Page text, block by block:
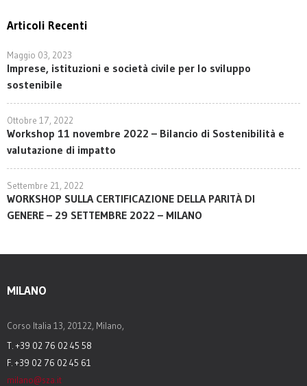
Articoli Recenti
Maggio 03, 2023
Imprese, istituzioni e società civile per lo sviluppo
sostenibile
Ottobre 17, 2022
Workshop 11 novembre 2022 – Bilancio di Sostenibilità e
valutazione di impatto
Settembre 21, 2022
WORKSHOP SULLA CERTIFICAZIONE DELLA PARITÀ DI
GENERE – 29 SETTEMBRE 2022 – MILANO
MILANO
Corso Italia 13, 20122, Milano,
T. +39 02 76 02 45 58
F. +39 02 76 02 45 61
milano@sza.it